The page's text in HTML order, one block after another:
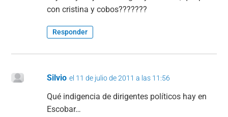
con cristina y cobos???????
Responder
Silvio el 11 de julio de 2011 a las 11:56
Qué indigencia de dirigentes políticos hay en
Escobar…